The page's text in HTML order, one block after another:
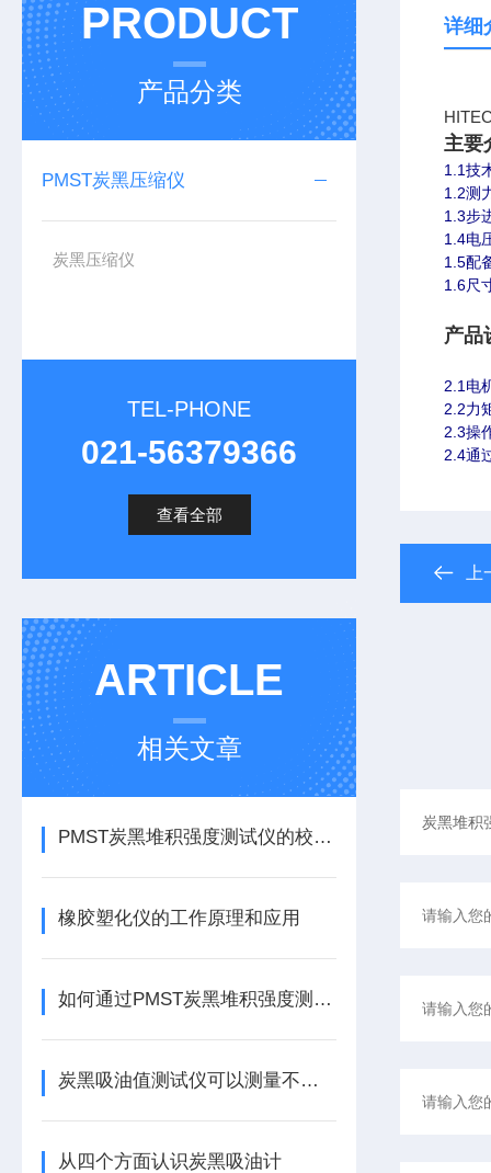
PRODUCT
产品分类
PMST炭黑压缩仪
炭黑压缩仪
TEL-PHONE
021-56379366
查看全部
ARTICLE
相关文章
PMST炭黑堆积强度测试仪的校准与标准化流程
橡胶塑化仪的工作原理和应用
如何通过PMST炭黑堆积强度测试仪提高生产效率
炭黑吸油值测试仪可以测量不同的粉末
从四个方面认识炭黑吸油计
详细
主要
1.1技
1.2测
1.3步
1.4电
1.5配
1.6尺
产品
2.1电
2.2力
2.3操
2.4通